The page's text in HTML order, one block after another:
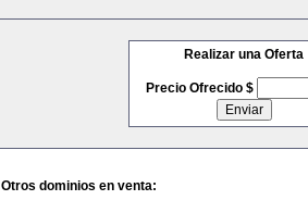
Realizar una Oferta
Precio Ofrecido $
Otros dominios en venta: